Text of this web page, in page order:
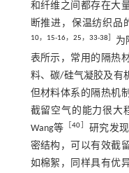
和纤维之间都存在大
断推进，保温纺织品
10， 15-16， 25， 33-38
为
表所示，常用的隔热
料、碳/硅气凝胶及有
但材料体系的隔热机
截留空气的能力很大
Wang等 ［40
研究发
密结构，可以有效截
如棉絮，同样具有优